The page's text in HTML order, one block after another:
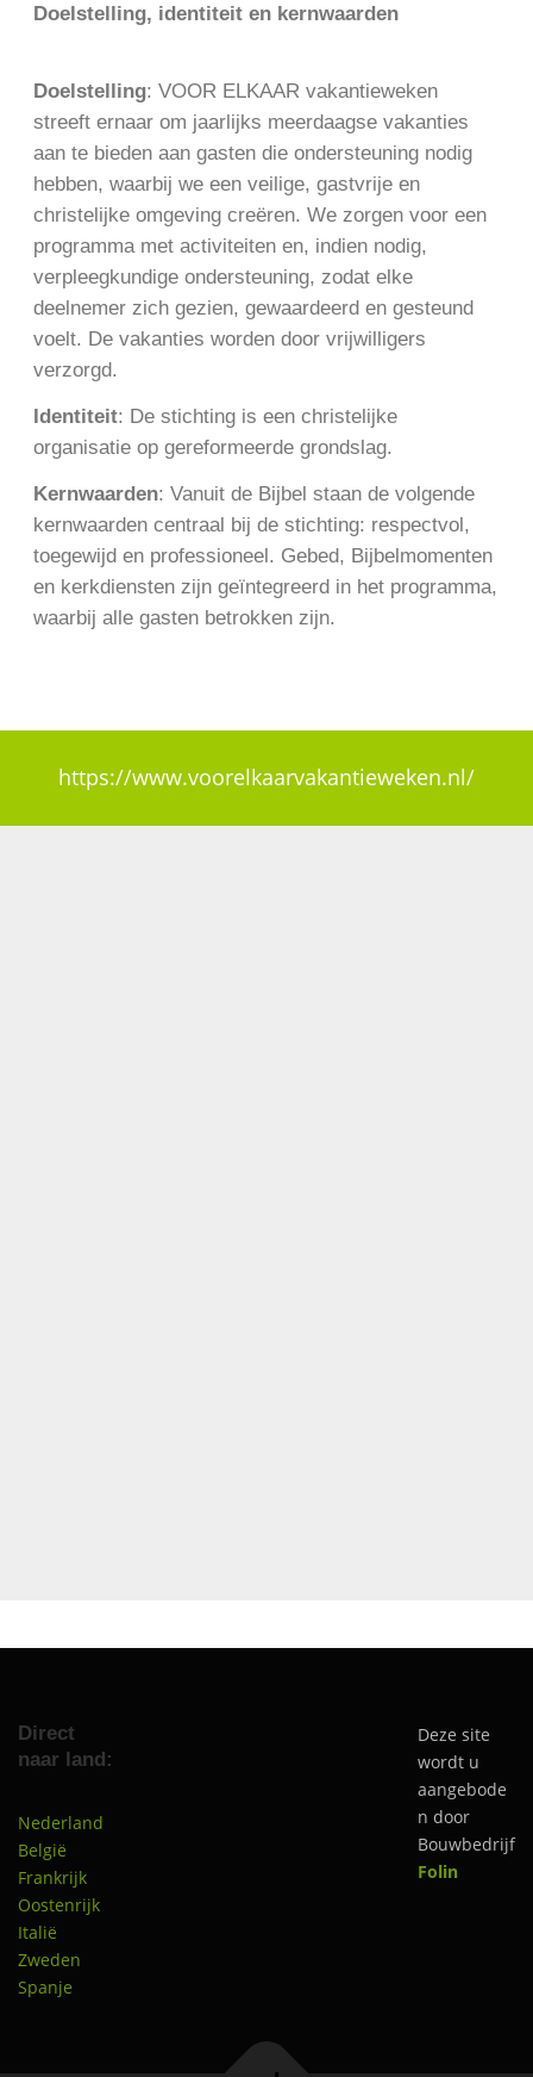
Doelstelling, identiteit en kernwaarden
Doelstelling: VOOR ELKAAR vakantieweken
streeft ernaar om jaarlijks meerdaagse vakanties
aan te bieden aan gasten die ondersteuning nodig
hebben, waarbij we een veilige, gastvrije en
christelijke omgeving creëren. We zorgen voor een
programma met activiteiten en, indien nodig,
verpleegkundige ondersteuning, zodat elke
deelnemer zich gezien, gewaardeerd en gesteund
voelt. De vakanties worden door vrijwilligers
verzorgd.
Identiteit: De stichting is een christelijke
organisatie op gereformeerde grondslag.
Kernwaarden: Vanuit de Bijbel staan de volgende
kernwaarden centraal bij de stichting: respectvol,
toegewijd en professioneel. Gebed, Bijbelmomenten
en kerkdiensten zijn geïntegreerd in het programma,
waarbij alle gasten betrokken zijn.
https://www.voorelkaarvakantieweken.nl/
Direct
naar land:
Nederland
België
Frankrijk
Oostenrijk
Italië
Zweden
Spanje
Deze site
wordt u
aangebode
n door
Bouwbedrijf
Folin